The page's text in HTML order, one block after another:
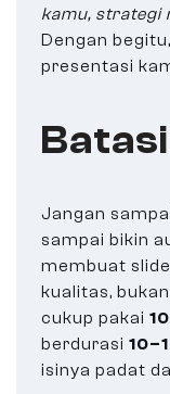
kamu, strategi
Dengan
presentasi
Jangan
sampai bikin
membuat
kualitas,
cukup pakai
berdurasi
isinya padat